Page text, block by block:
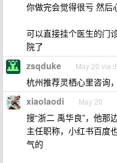
你做完会觉得很亏 然后
可以直接挂个医生的门
院了
zsqduke May 20 via
杭州推荐灵栖心里咨询
xiaolaodi May 20
搜“浙二 禹华良”，他那
主任职称，小红书百度
气的